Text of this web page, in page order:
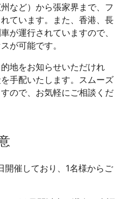
など）から張家界まで、フ
ています。また、香港、長
が運行されていますので、
が可能です。
地をお知らせいただけれ
手配いたします。スムーズ
ので、お気軽にご相談くだ
開催しており、1名様からご